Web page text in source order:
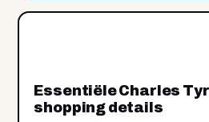
Essentiële Charles
shopping details